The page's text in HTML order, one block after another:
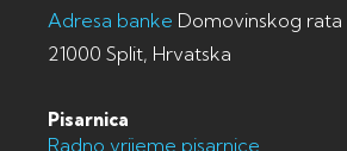
Adresa banke Domovinskog rata
21000 Split, Hrvatska
Pisarnica
Radno vrijeme pisarnice